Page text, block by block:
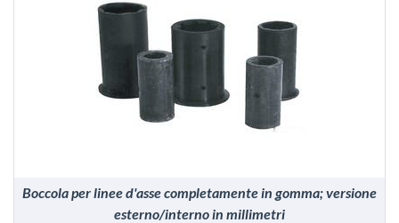
Boccola per linee d'asse completamente in gomma; versione
esterno/interno in millimetri